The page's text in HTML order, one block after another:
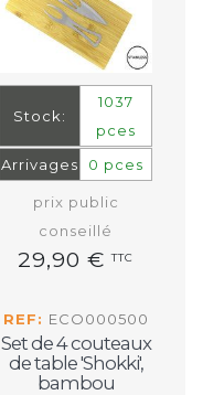
Stock:
1037
pces
Arrivages
0 pces
prix public
conseillé
29,90 €TTC
REF: ECO000500
Set de 4 couteaux
de table 'Shokki',
bambou